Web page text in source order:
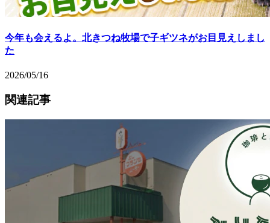
今年も会えるよ。北きつね牧場で子ギツネがお目見えしまし
た
2026/05/16
関連記事